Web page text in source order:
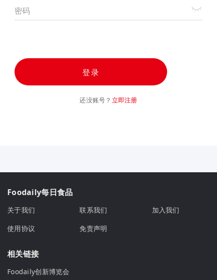
密码
登录
还没账号？ 立即注册
Foodaily每日食品
关于我们 联系我们
加入我们
使用协议
免责声明
相关链接
Foodaily创新博览会